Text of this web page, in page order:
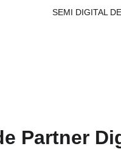
SEMI DIGITAL
Partner